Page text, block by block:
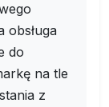
obsługa
do
na tle
z